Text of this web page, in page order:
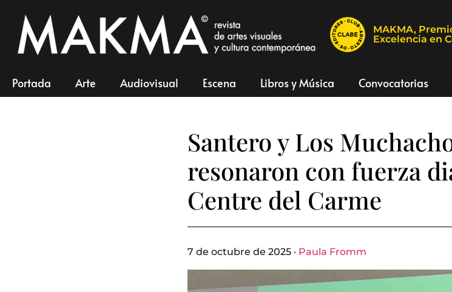
MAKMA,
Excelencia en
Portada Arte Audiovisual Escena Libros y Música Convocatorias
Santero y Los
resonaron con fuerza
Centre del Carme
7 de octubre de 2025 · Paula Fromm